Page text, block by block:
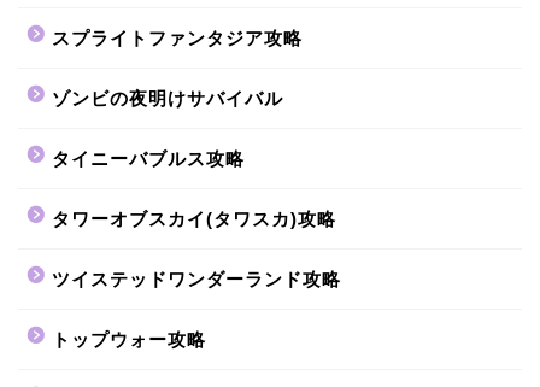
スプライトファンタジア攻略
ゾンビの夜明けサバイバル
タイニーバブルス攻略
タワーオブスカイ(タワスカ)攻略
ツイステッドワンダーランド攻略
トップウォー攻略